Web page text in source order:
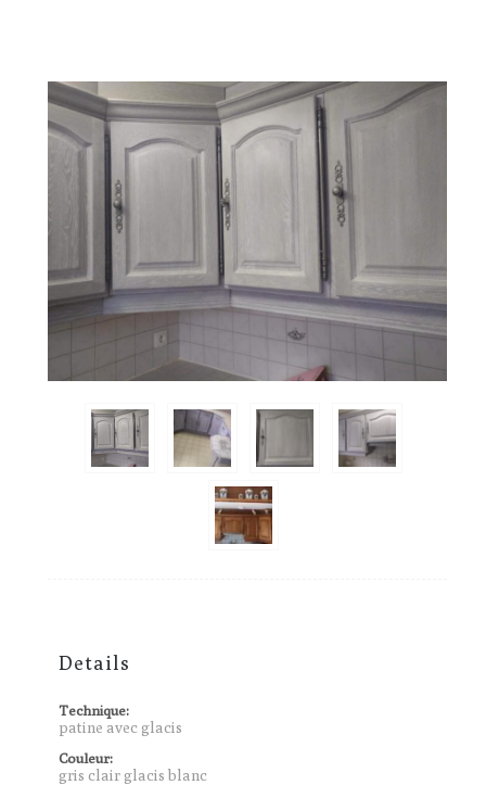
Details
Technique:
patine avec glacis
Couleur:
gris clair glacis blanc